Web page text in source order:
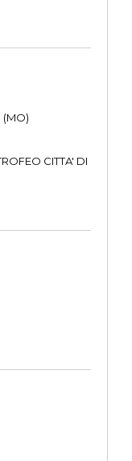
(MO)
CITTA' DI